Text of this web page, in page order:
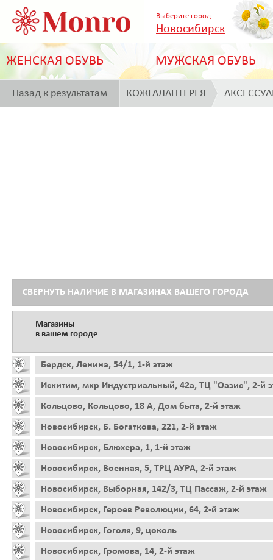
Выберите город:
Новосибирск
ЖЕНСКАЯ ОБУВЬ МУЖСКАЯ ОБУВЬ
Назад к результатам КОЖГАЛАНТЕРЕЯ
СВЕРНУТЬ НАЛИЧИЕ В МАГАЗИНАХ ВАШЕГО ГОРОДА
Магазины
в вашем городе
Бердск, Ленина, 54/1, 1-й этаж
Искитим, мкр Индустриальный, 42а, ТЦ "Оазис", 2-й
Кольцово, Кольцово, 18 А, Дом быта, 2-й этаж
Новосибирск, Б. Богаткова, 221, 2-й этаж
Новосибирск, Блюхера, 1, 1-й этаж
Новосибирск, Военная, 5, ТРЦ АУРА, 2-й этаж
Новосибирск, Выборная, 142/3, ТЦ Пассаж, 2-й этаж
Новосибирск, Героев Революции, 64, 2-й этаж
Новосибирск, Гоголя, 9, цоколь
Новосибирск, Громова, 14, 2-й этаж